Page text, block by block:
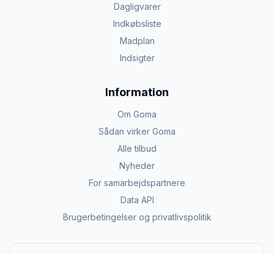
Dagligvarer
Indkøbsliste
Madplan
Indsigter
Information
Om Goma
Sådan virker Goma
Alle tilbud
Nyheder
For samarbejdspartnere
Data API
Brugerbetingelser og privatlivspolitik